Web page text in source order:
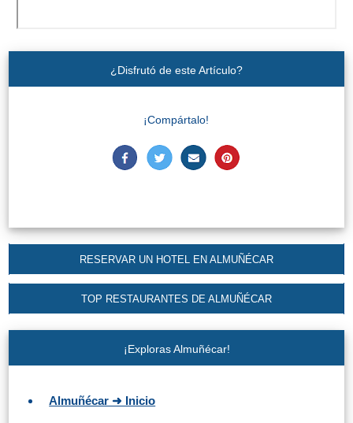
PARA
➜
Hostals
Apartmentos
¿Disfrutó de este Artículo?
¡Compártalo!
RESERVAR UN HOTEL EN ALMUÑÉCAR
TOP RESTAURANTES DE ALMUÑÉCAR
¡Exploras Almuñécar!
Almuñécar ➜ Inicio